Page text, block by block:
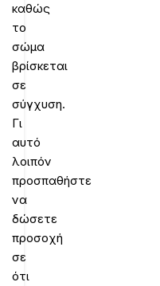
καθώς
το
σώμα
βρίσκεται
σε
σύγχυση.
Γι
αυτό
λοιπόν
προσπαθήστε
να
δώσετε
προσοχή
σε
ότι